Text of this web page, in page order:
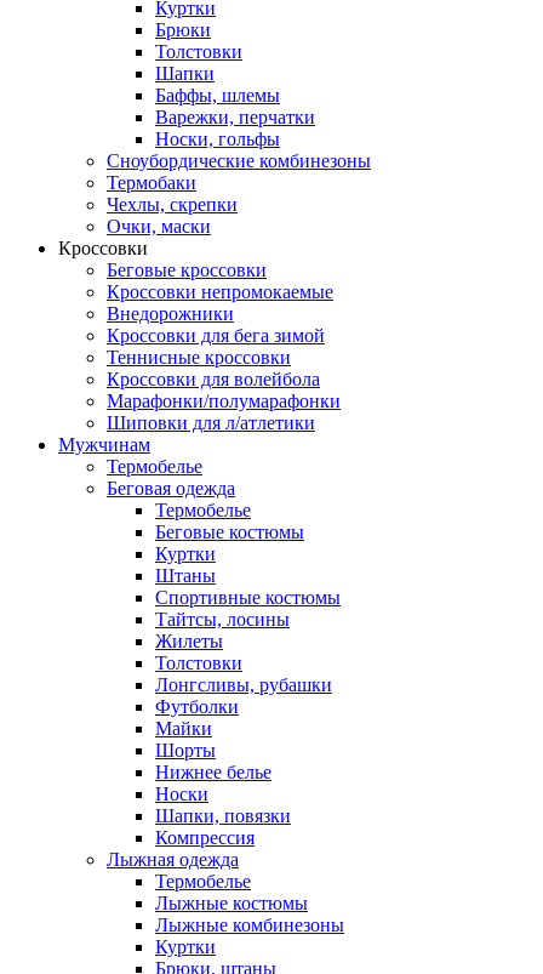
Куртки
Брюки
Толстовки
Шапки
Баффы, шлемы
Варежки, перчатки
Носки, гольфы
Сноубордические комбинезоны
Термобаки
Чехлы, скрепки
Очки, маски
Кроссовки
Беговые кроссовки
Кроссовки непромокаемые
Внедорожники
Кроссовки для бега зимой
Теннисные кроссовки
Кроссовки для волейбола
Марафонки/полумарафонки
Шиповки для л/атлетики
Мужчинам
Термобелье
Беговая одежда
Термобелье
Беговые костюмы
Куртки
Штаны
Спортивные костюмы
Тайтсы, лосины
Жилеты
Толстовки
Лонгсливы, рубашки
Футболки
Майки
Шорты
Нижнее белье
Носки
Шапки, повязки
Компрессия
Лыжная одежда
Термобелье
Лыжные костюмы
Лыжные комбинезоны
Куртки
Брюки, штаны